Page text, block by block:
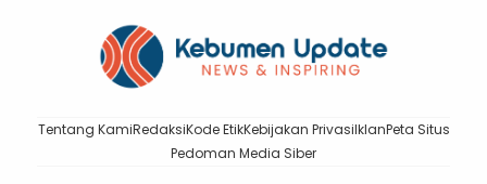
Tentang KamiRedaksiKode EtikKebijakan PrivasiIklanPeta Situs
Pedoman Media Siber